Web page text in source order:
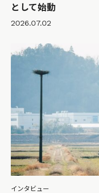
として始動
2026.07.02
インタビュー